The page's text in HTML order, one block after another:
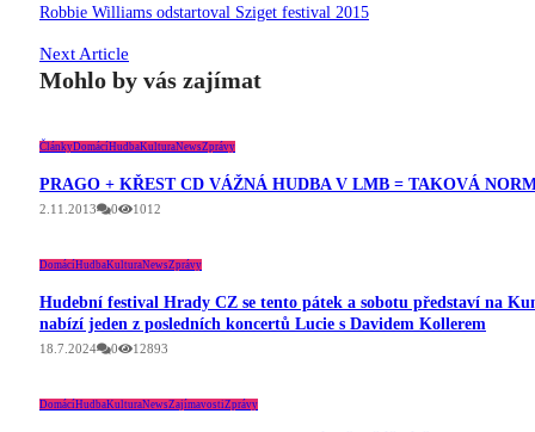
Robbie Williams odstartoval Sziget festival 2015
Next Article
Mohlo by vás zajímat
ČlánkyDomácíHudbaKulturaNewsZprávy
PRAGO + KŘEST CD VÁŽNÁ HUDBA V LMB = TAKOVÁ
2.11.2013 0 1012
DomácíHudbaKulturaNewsZprávy
Hudební festival Hrady CZ se tento pátek a sobotu představí na
nabízí jeden z posledních koncertů Lucie s Davidem Kollerem
18.7.2024 0 12893
DomácíHudbaKulturaNewsZajímavostiZprávy